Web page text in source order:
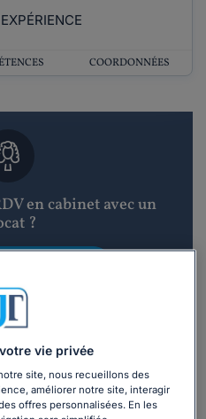
COORDONNÉES
en cabinet avec un
?
d'avocats
vie privée
site, nous recueillons des
améliorer notre site, interagir
offres personnalisées. En les